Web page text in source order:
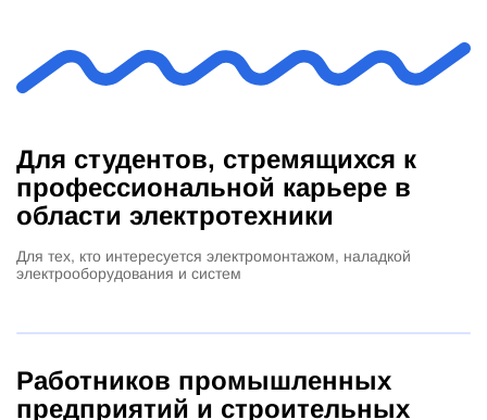
Для студентов, стремящихся к
профессиональной карьере в
области электротехники
Для тех, кто интересуется электромонтажом, наладкой
электрооборудования и систем
Работников промышленных
предприятий и строительных